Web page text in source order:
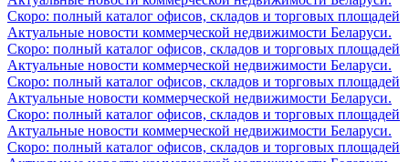
Скоро: полный каталог офисов, складов и торговых площадей
Актуальные новости коммерческой недвижимости Беларуси.
Скоро: полный каталог офисов, складов и торговых площадей
Актуальные новости коммерческой недвижимости Беларуси.
Скоро: полный каталог офисов, складов и торговых площадей
Актуальные новости коммерческой недвижимости Беларуси.
Скоро: полный каталог офисов, складов и торговых площадей
Актуальные новости коммерческой недвижимости Беларуси.
Скоро: полный каталог офисов, складов и торговых площадей